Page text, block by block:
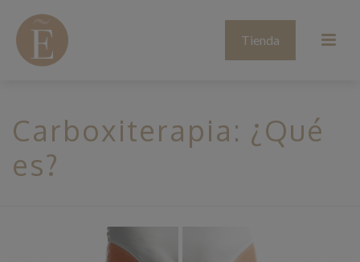
Tienda
Carboxiterapia: ¿Qué
es?